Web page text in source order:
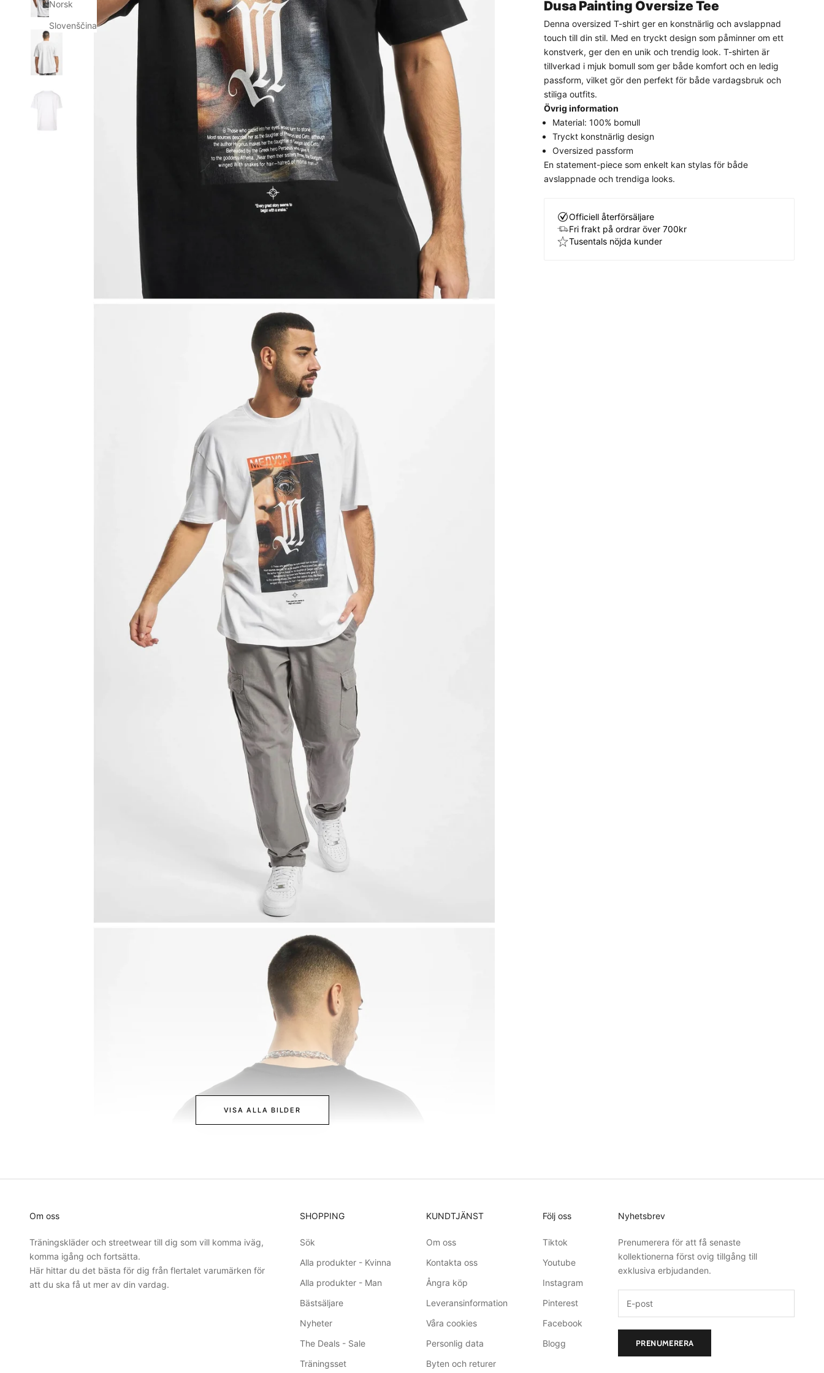
Norsk
Slovenščina
VISA ALLA BILDER
PASSFORMSGUIDE
Oversized passform
Plagget är medvetet designat med en rymligare och mer
avslappnad siluett för en modern streetwear-look.
rekommenderar att du väljen din vanliga storlek
uppnå den avsedda passformen. Om du föredrar en mer
kroppsnära passform kan du överväga att gå ner en storlek.
Dusa Painting Oversize Tee
Denna oversized T-shirt ger en konstnärlig och avslappnad
touch till din stil. Med en tryckt design som påminner om ett
konstverk, ger den en unik och trendig look. T-shirten är
tillverkad i mjuk bomull som ger både komfort och en ledig
passform, vilket gör den perfekt för både vardagsbruk och
stiliga outfits.
Övrig information
Material: 100% bomull
Tryckt konstnärlig design
Oversized passform
En statement-piece som enkelt kan stylas för både
avslappnade och trendiga looks.
Officiell återförsäljare
Fri frakt på ordrar över 700kr
Tusentals nöjda kunder
Om oss
Träningskläder och streetwear till dig som vill komma iväg,
komma igång och fortsätta.
Här hittar du det bästa för dig från flertalet varumärken för
att du ska få ut mer av din vardag.
SHOPPING
Sök
Alla produkter - Kvinna
Alla produkter - Man
Bästsäljare
Nyheter
The Deals - Sale
Träningsset
KUNDTJÄNST
Om oss
Kontakta oss
Ångra köp
Leveransinformation
Våra cookies
Personlig data
Byten och returer
Följ oss
Tiktok
Youtube
Instagram
Pinterest
Facebook
Blogg
Nyhetsbrev
Prenumerera för att få senaste
kollektionerna först ovig tillgång till
exklusiva erbjudanden.
PRENUMERERA